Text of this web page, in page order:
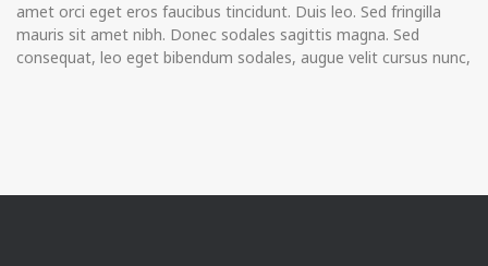
amet orci eget eros faucibus tincidunt. Duis leo. Sed fringilla
mauris sit amet nibh. Donec sodales sagittis magna. Sed
consequat, leo eget bibendum sodales, augue velit cursus nunc,